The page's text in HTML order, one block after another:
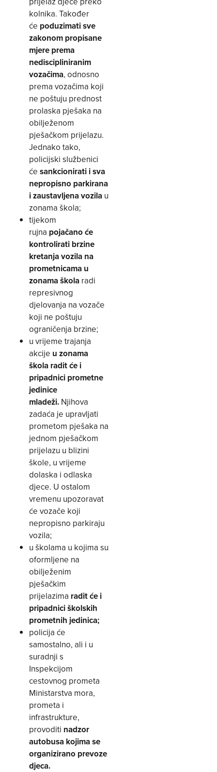
kolnika. Također
će poduzimati sve
zakonom propisane
mjere prema
nediscipliniranim
vozačima, odnosno
prema vozačima koji
ne poštuju prednost
prolaska pješaka na
obilježenom
pješačkom prijelazu.
Jednako tako,
policijski službenici
će sankcionirati i sva
nepropisno parkirana
i zaustavljena vozila u
zonama škola;
tijekom
rujna pojačano će
kontrolirati brzine
kretanja vozila na
prometnicama u
zonama škola radi
represivnog
djelovanja na vozače
koji ne poštuju
ograničenja brzine;
u vrijeme trajanja
akcije u zonama
škola radit će i
pripadnici prometne
jedinice
mladeži. Njihova
zadaća je upravljati
prometom pješaka na
jednom pješačkom
prijelazu u blizini
škole, u vrijeme
dolaska i odlaska
djece. U ostalom
vremenu upozoravat
će vozače koji
nepropisno parkiraju
vozila;
u školama u kojima su
oformljene na
obilježenim
pješačkim
prijelazima radit će i
pripadnici školskih
prometnih jedinica;
policija će
samostalno, ali i u
suradnji s
Inspekcijom
cestovnog prometa
Ministarstva mora,
prometa i
infrastrukture,
provoditi nadzor
autobusa kojima se
organizirano prevoze
djeca.